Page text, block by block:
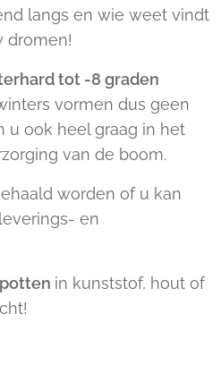
langs en wie weet vindt
dromen!
tot -8 graden
vormen dus geen
u ook heel graag in het
van de boom.
worden of u kan
en
potten in kunststof, hout of